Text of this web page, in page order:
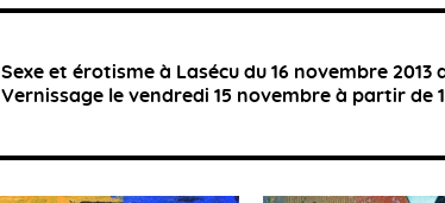
Sexe et érotisme à Lasécu du 16 novembre 2013
Vernissage le vendredi 15 novembre à partir de